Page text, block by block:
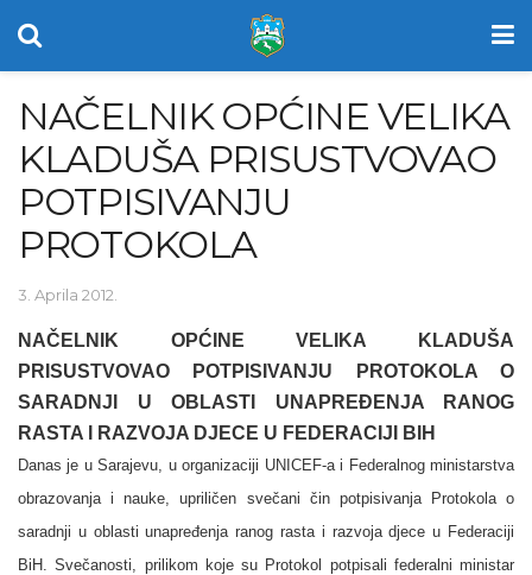
NAČELNIK OPĆINE VELIKA
KLADUŠA PRISUSTVOVAO
POTPISIVANJU
PROTOKOLA
3. Aprila 2012.
NAČELNIK OPĆINE VELIKA KLADUŠA
PRISUSTVOVAO POTPISIVANJU PROTOKOLA O
SARADNJI U OBLASTI UNAPREĐENJA RANOG
RASTA I RAZVOJA DJECE U FEDERACIJI BIH
Danas je u Sarajevu, u organizaciji UNICEF-a i Federalnog ministarstva
obrazovanja i nauke, upriličen svečani čin potpisivanja Protokola o
saradnji u oblasti unapređenja ranog rasta i razvoja djece u Federaciji
BiH. Svečanosti, prilikom koje su Protokol potpisali federalni ministar